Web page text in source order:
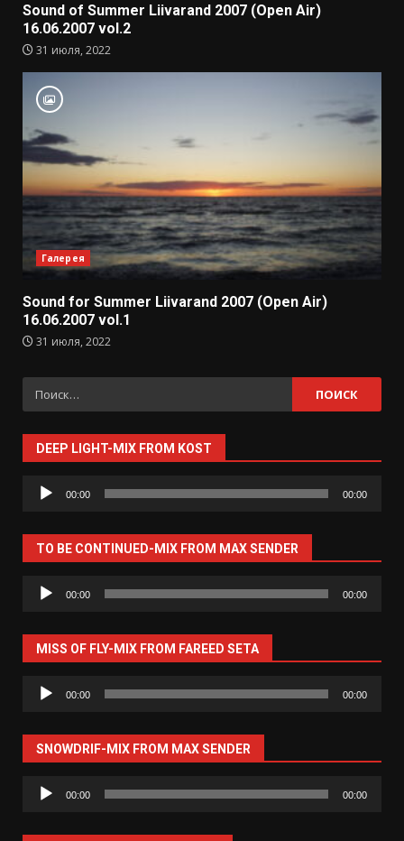
Sound of Summer Liivarand 2007 (Open Air)
16.06.2007 vol.2
31 июля, 2022
Галерея
Sound for Summer Liivarand 2007 (Open Air)
16.06.2007 vol.1
31 июля, 2022
Найти:
DEEP LIGHT-MIX FROM KOST
Аудиоплеер
00:00 00:00
TO BE CONTINUED-MIX FROM MAX SENDER
Аудиоплеер
00:00 00:00
MISS OF FLY-MIX FROM FAREED SETA
Аудиоплеер
00:00 00:00
SNOWDRIF-MIX FROM MAX SENDER
Аудиоплеер
00:00 00:00